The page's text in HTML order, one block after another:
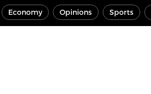
Economy Opinions Sports